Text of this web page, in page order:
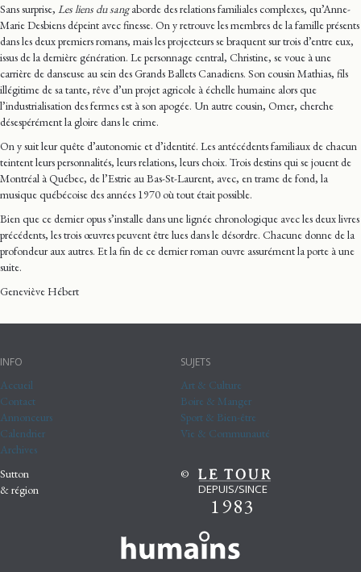
Sans surprise, Les liens du sangaborde des relations familiales complexes, qu’Anne-
Marie Desbiens dépeint avec finesse. On y retrouve les membres de la famille présents
dans les deux premiers romans, mais les projecteurs se braquent sur trois d’entre eux,
issus de la dernière génération. Le personnage central, Christine, se voue à une
carrière de danseuse au sein des Grands Ballets Canadiens. Son cousin Mathias, fils
illégitime de sa tante, rêve d’un projet agricole à échelle humaine alors que
l’industrialisation des fermes est à son apogée. Un autre cousin, Omer, cherche
désespérément la gloire dans le crime.
On y suit leur quête d’autonomie et d’identité. Les antécédents familiaux de chacun
teintent leurs personnalités, leurs relations, leurs choix. Trois destins qui se jouent de
Montréal à Québec, de l’Estrie au Bas-St-Laurent, avec, en trame de fond, la
musique québécoise des années 1970 où tout était possible.
Bien que ce dernier opus s’installe dans une lignée chronologique avec les deux livres
précédents, les trois œuvres peuvent être lues dans le désordre. Chacune donne de la
profondeur aux autres. Et la fin de ce dernier roman ouvre assurément la porte à une
suite.
Geneviève Hébert
INFO
Accueil
Contact
Annonceurs
Calendrier
Archives
SUJETS
Art & Culture
Boire & Manger
Sport & Bien-être
Vie & Communauté
Sutton
& région
©
DEPUIS/SINCE
1983